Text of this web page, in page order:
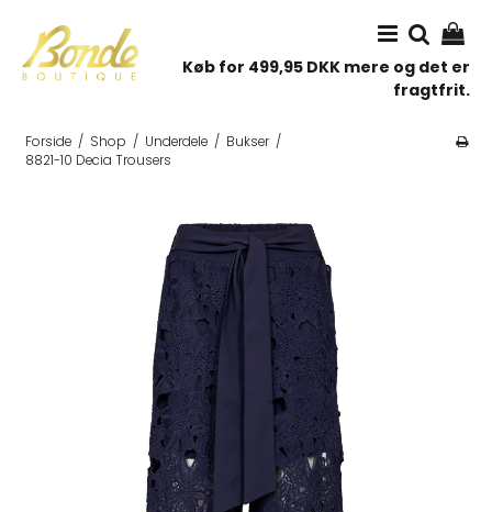
Køb for 499,95 DKK mere og det er
fragtfrit.
Forside / Shop / Underdele / Bukser /
8821-10 Decia Trousers